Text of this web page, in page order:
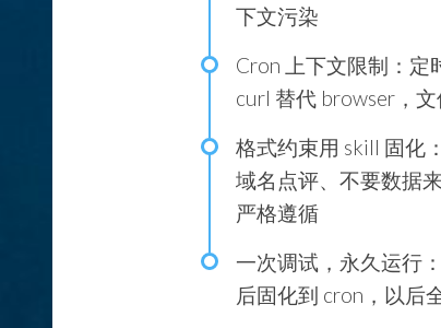
下文污染
Cron 上下文限制 ：
curl 替代 browser，
格式约束用 skill 固化
域名点评、不要数据
严格遵循
一次调试，永久运行
后固化到 cron，以后